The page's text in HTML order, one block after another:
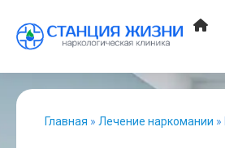
Главная » Лечение наркомании »